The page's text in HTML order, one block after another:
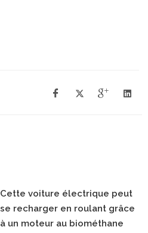
Cette voiture électrique peut
se recharger en roulant grâce
à un moteur au biométhane